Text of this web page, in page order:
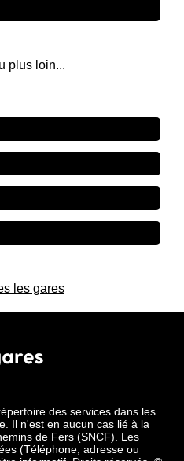
plus loin...
les gares
des services dans les
Il n'est en aucun cas lié à la
de Fers (SNCF). Les
(Téléphone, adresse ou